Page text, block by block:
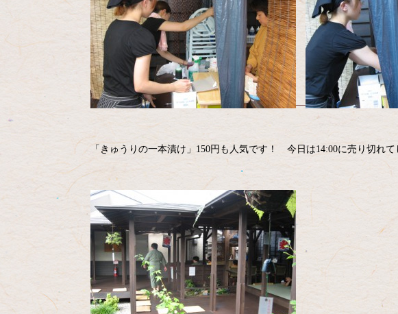
「きゅうりの一本漬け」150円も人気です！ 今日は14:00に売り切れて